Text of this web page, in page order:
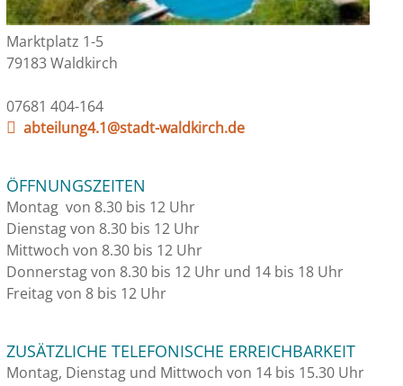
Marktplatz 1-5
79183 Waldkirch
07681 404-164
abteilung4.1@stadt-waldkirch.de
ÖFFNUNGSZEITEN
Montag von 8.30 bis 12 Uhr
Dienstag von 8.30 bis 12 Uhr
Mittwoch von 8.30 bis 12 Uhr
Donnerstag von 8.30 bis 12 Uhr und 14 bis 18 Uhr
Freitag von 8 bis 12 Uhr
ZUSÄTZLICHE TELEFONISCHE ERREICHBARKEIT
Montag, Dienstag und Mittwoch von 14 bis 15.30 Uhr